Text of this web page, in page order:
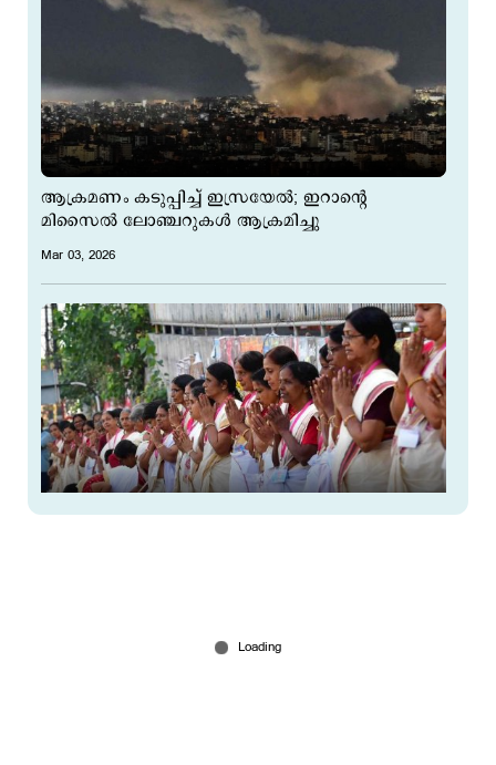
ആക്രമണം കടുപ്പിച്ച് ഇസ്രയേല്‍; ഇറാന്‍റെ
മിസൈല്‍ ലോഞ്ചറുകള്‍ ആക്രമിച്ചു
Mar 03, 2026